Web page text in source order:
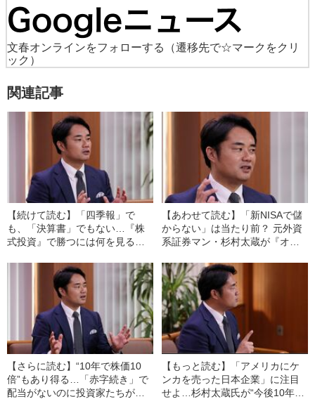
文春オンラインをフォローする
（遷移先で☆マークをクリ
ック）
関連記事
【続けて読む】「四季報」で
も、「決算書」でもない…『株
式投資』で勝つには何を見るべ
蔵がおすすめする“最重要デー
【あわせて読む】「新NISAで儲
からない」は当たり前？ 元外資
系証券マン・杉村太蔵が『オル
て認めない、納得の理由《人生
100年時代の投資術を伝授》
【さらに読む】“10年で株価10
倍”もあり得る…「赤字続き」で
配当がないのに投資家たちが大
【もっと読む】「アメリカにケ
ンカを売った日本企業」に注目
せよ…杉村太蔵氏が“今後10年で